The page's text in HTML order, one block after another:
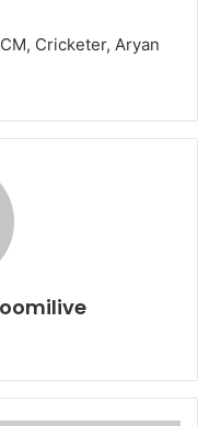
Cricketer, Aryan